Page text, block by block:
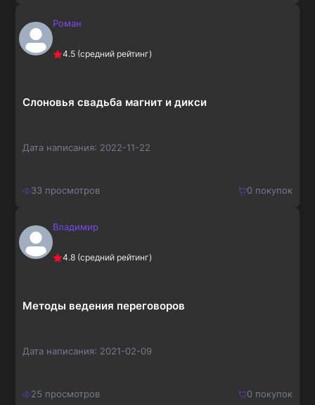
140₽Роман
4.5 (средний рейтинг)
Слоновья свадьба магнит и дикси
Дата написания: 2022-11-22
33 просмотров 0покупок
150₽Владимир
4.8 (средний рейтинг)
Методы ведения переговоров
Дата написания: 2021-02-09
25 просмотров 0покупок